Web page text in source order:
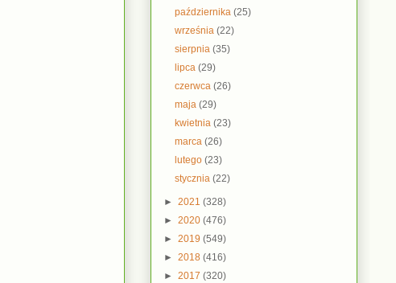
października(25)
września(22)
sierpnia(35)
lipca(29)
czerwca(26)
maja(29)
kwietnia(23)
marca(26)
lutego(23)
stycznia(22)
► 2021 (328)
► 2020 (476)
► 2019 (549)
► 2018 (416)
► 2017 (320)